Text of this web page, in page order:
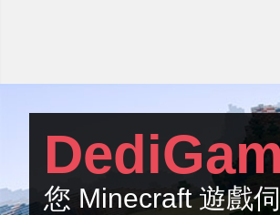
您 Minecraft 遊戲